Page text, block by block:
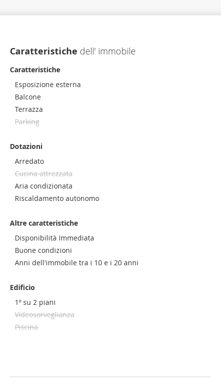
Caratteristiche dell' immobile
Caratteristiche
Esposizione esterna
Balcone
Terrazza
Parking
Dotazioni
Arredato
Cucina attrezzata
Aria condizionata
Riscaldamento autonomo
Altre caratteristiche
Disponibilità Immediata
Buone condizioni
Anni dell'immobile tra i 10 e i 20 anni
Edificio
1º su 2 piani
Videosorveglianza
Piscina